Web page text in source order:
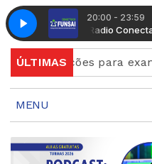
20:00 - 23:59
MusicalRadio Conectados
ÚLTIMASpara exame de
MENU